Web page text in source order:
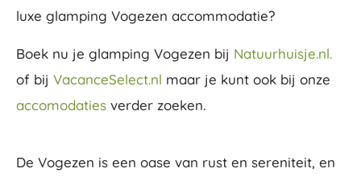
luxe glamping Vogezen accommodatie?
Boek nu je glamping Vogezen bij Natuurhuisje.nl.
of bij VacanceSelect.nl maar je kunt ook bij onze
accomodaties verder zoeken.
De Vogezen is een oase van rust en sereniteit, en